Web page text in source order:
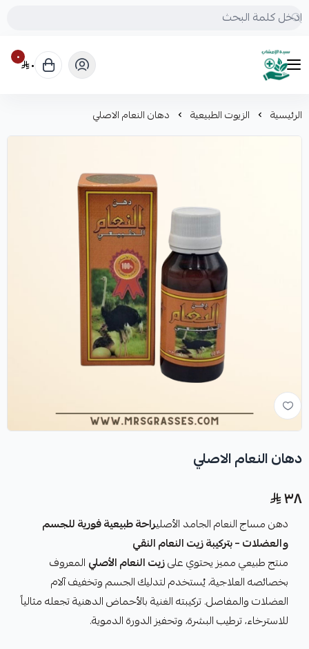
mrs.grasses
٠ ٠
الرئيسية الزيوت الطبيعية دهان النعام الاصلي
دهان النعام الاصلي
٣٨
دهن مساج النعام الجامد الأصليراحة طبيعية فورية للجسم
والعضلات – بتركيبة زيت النعام النقي
منتج طبيعي مميز يحتوي علىزيت النعام الأصلي المعروف
بخصائصه العلاجية، يُستخدم لتدليك الجسم وتخفيف آلام
العضلات والمفاصل. تركيبته الغنية بالأحماض الدهنية تجعله مثالياً
للاسترخاء، ترطيب البشرة، وتحفيز الدورة الدموية.